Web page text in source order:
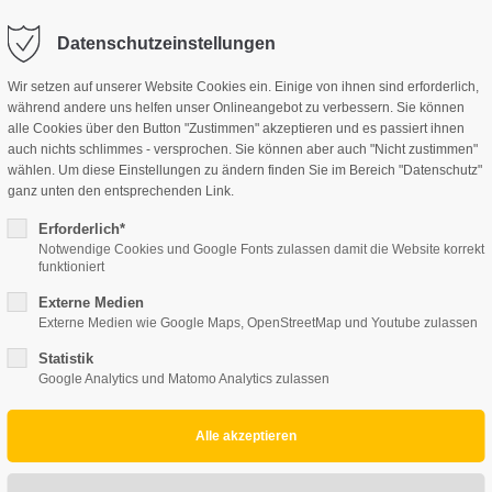
dolor sit amet:
/ 365days
support for our customers
8:00am - 5:00pm
Cybersteel Inc.
376-293 City Road, Suite 600
San Francisco, CA 94102
+44 1234 567 890
info@yourdomain.com
JUGENDWOHNHAUS JUGENDGÄSTEHAUS
Datenschutzeinstellungen
Wir setzen auf unserer Website Cookies ein. Einige von ihnen sind erforderlich,
während andere uns helfen unser Onlineangebot zu verbessern. Sie können
alle Cookies über den Button "Zustimmen" akzeptieren und es passiert ihnen
auch nichts schlimmes - versprochen. Sie können aber auch "Nicht zustimmen"
wählen. Um diese Einstellungen zu ändern finden Sie im Bereich "Datenschutz"
ganz unten den entsprechenden Link.
Erforderlich*
Notwendige Cookies und Google Fonts zulassen damit die Website korrekt
funktioniert
Externe Medien
Externe Medien wie Google Maps, OpenStreetMap und Youtube zulassen
Statistik
Google Analytics und Matomo Analytics zulassen